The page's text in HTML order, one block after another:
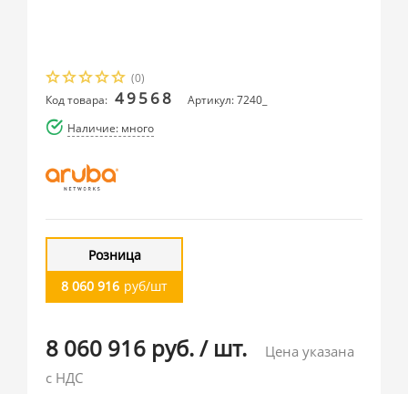
(0)
Код товара: 49568
Артикул: 7240_
Наличие: много
Розница
8 060 916 руб/шт
8 060 916 руб./ шт.
Цена указана
с НДС